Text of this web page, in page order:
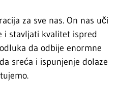
za sve nas. On nas uči
i stavljati kvalitet ispred
da odbije enormne
sreća i ispunjenje dolaze